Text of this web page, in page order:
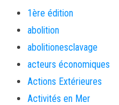
1ère édition
abolition
abolitionesclavage
acteurs économiques
Actions Extérieures
Activités en Mer